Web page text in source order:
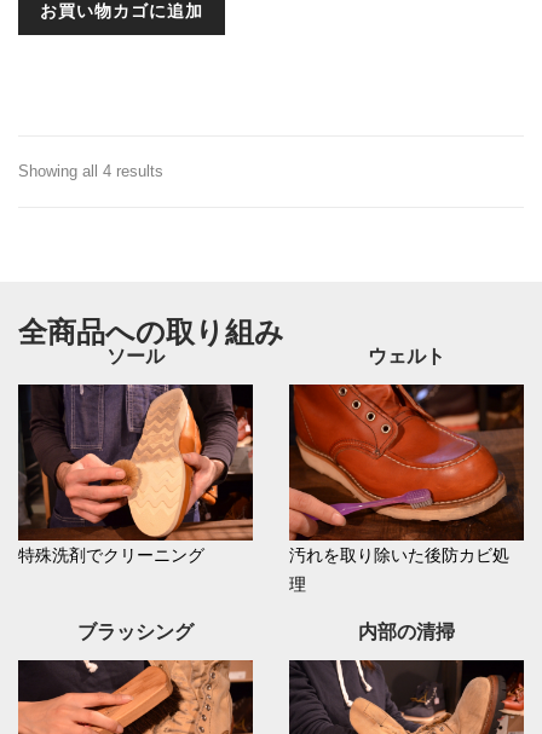
お買い物カゴに追加
Showing all 4 results
全商品への取り組み
ソール
特殊洗剤でクリーニング
ウェルト
汚れを取り除いた後防カビ処
理
ブラッシング 内部の清掃